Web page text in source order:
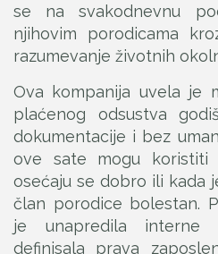
se na svakodnevnu
njihovim porodicama
razumevanje životnih
Ova kompanija uvela je
plaćenog odsustva
dokumentacije i bez
ove sate mogu koristiti
osećaju se dobro ili kada
član porodice bolestan.
je unapredila interne
definisala prava